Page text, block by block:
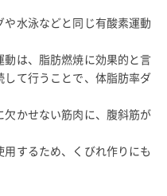
水泳などと同じ有酸素運動
は、脂肪燃焼に効果的と言
て行うことで、体脂肪率ダ
かせない筋肉に、腹斜筋が
するため、くびれ作りにも